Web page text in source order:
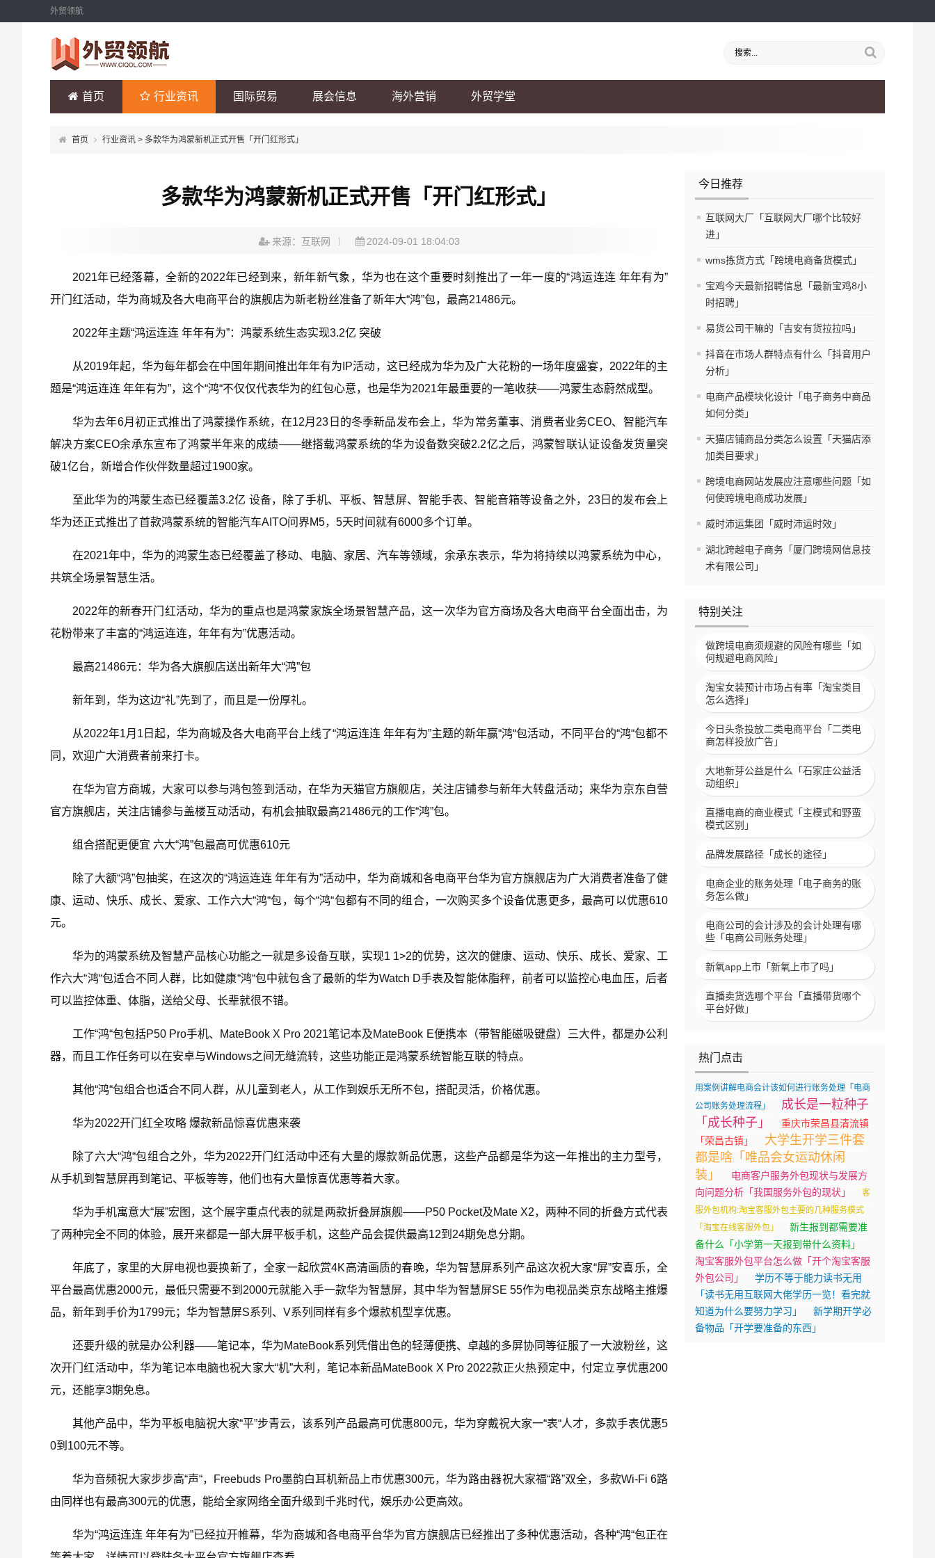
外贸领航
首页 行业资讯 国际贸易 展会信息 海外营销 外贸学堂
首页 行业资讯 > 多款华为鸿蒙新机正式开售「开门红形式」
今日推荐
互联网大厂「互联网大厂哪个比较好
进」
wms拣货方式「跨境电商备货模式」
宝鸡今天最新招聘信息「最新宝鸡8小
时招聘」
易货公司干嘛的「吉安有货拉拉吗」
抖音在市场人群特点有什么「抖音用户
分析」
电商产品模块化设计「电子商务中商品
如何分类」
天猫店铺商品分类怎么设置「天猫店添
加类目要求」
跨境电商网站发展应注意哪些问题「如
何使跨境电商成功发展」
威时沛运集团「威时沛运时效」
湖北跨越电子商务「厦门跨境网信息技
术有限公司」
特别关注
做跨境电商须规避的风险有哪些「如
何规避电商风险」
淘宝女装预计市场占有率「淘宝类目
怎么选择」
今日头条投放二类电商平台「二类电
商怎样投放广告」
大地新芽公益是什么「石家庄公益活
动组织」
直播电商的商业模式「主模式和野蛮
模式区别」
品牌发展路径「成长的途径」
电商企业的账务处理「电子商务的账
务怎么做」
电商公司的会计涉及的会计处理有哪
些「电商公司账务处理」
新氧app上市「新氧上市了吗」
直播卖货选哪个平台「直播带货哪个
平台好做」
热门点击
用案例讲解电商会计该如何进行账务处理「电商
公司账务处理流程」
成长是一粒种子
「成长种子」
重庆市荣昌县清流镇
「荣昌古镇」
大学生开学三件套
都是啥「唯品会女运动休闲
装」
电商客户服务外包现状与发展方
向问题分析「我国服务外包的现状」
客
服外包机构:淘宝客服外包主要的几种服务模式
「淘宝在线客服外包」
新生报到都需要准
备什么「小学第一天报到带什么资料」
淘宝客服外包平台怎么做「开个淘宝客服
外包公司」
学历不等于能力读书无用
「读书无用互联网大佬学历一览！看完就
知道为什么要努力学习」
新学期开学必
备物品「开学要准备的东西」
多款华为鸿蒙新机正式开售「开门红形式」
来源：互联网 2024-09-01 18:04:03
2021年已经落幕，全新的2022年已经到来，新年新气象，华为也在这个重要时刻推出了一年一度的“鸿运连连 年年有为”
开门红活动，华为商城及各大电商平台的旗舰店为新老粉丝准备了新年大“鸿”包，最高21486元。
2022年主题“鸿运连连 年年有为”：鸿蒙系统生态实现3.2亿 突破
从2019年起，华为每年都会在中国年期间推出年年有为IP活动，这已经成为华为及广大花粉的一场年度盛宴，2022年的主
题是“鸿运连连 年年有为”，这个“鸿“不仅仅代表华为的红包心意，也是华为2021年最重要的一笔收获——鸿蒙生态蔚然成型。
华为去年6月初正式推出了鸿蒙操作系统，在12月23日的冬季新品发布会上，华为常务董事、消费者业务CEO、智能汽车
解决方案CEO余承东宣布了鸿蒙半年来的成绩——继搭载鸿蒙系统的华为设备数突破2.2亿之后，鸿蒙智联认证设备发货量突
破1亿台，新增合作伙伴数量超过1900家。
至此华为的鸿蒙生态已经覆盖3.2亿 设备，除了手机、平板、智慧屏、智能手表、智能音箱等设备之外，23日的发布会上
华为还正式推出了首款鸿蒙系统的智能汽车AITO问界M5，5天时间就有6000多个订单。
在2021年中，华为的鸿蒙生态已经覆盖了移动、电脑、家居、汽车等领域，余承东表示，华为将持续以鸿蒙系统为中心，
共筑全场景智慧生活。
2022年的新春开门红活动，华为的重点也是鸿蒙家族全场景智慧产品，这一次华为官方商场及各大电商平台全面出击，为
花粉带来了丰富的“鸿运连连，年年有为”优惠活动。
最高21486元：华为各大旗舰店送出新年大“鸿”包
新年到，华为这边“礼”先到了，而且是一份厚礼。
从2022年1月1日起，华为商城及各大电商平台上线了“鸿运连连 年年有为”主题的新年赢“鸿“包活动，不同平台的“鸿“包都不
同，欢迎广大消费者前来打卡。
在华为官方商城，大家可以参与鸿包签到活动，在华为天猫官方旗舰店，关注店铺参与新年大转盘活动；来华为京东自营
官方旗舰店，关注店铺参与盖楼互动活动，有机会抽取最高21486元的工作“鸿”包。
组合搭配更便宜 六大“鸿”包最高可优惠610元
除了大额“鸿”包抽奖，在这次的“鸿运连连 年年有为”活动中，华为商城和各电商平台华为官方旗舰店为广大消费者准备了健
康、运动、快乐、成长、爱家、工作六大“鸿“包，每个“鸿“包都有不同的组合，一次购买多个设备优惠更多，最高可以优惠610
元。
华为的鸿蒙系统及智慧产品核心功能之一就是多设备互联，实现1 1>2的优势，这次的健康、运动、快乐、成长、爱家、工
作六大“鸿“包适合不同人群，比如健康“鸿“包中就包含了最新的华为Watch D手表及智能体脂秤，前者可以监控心电血压，后者
可以监控体重、体脂，送给父母、长辈就很不错。
工作“鸿“包包括P50 Pro手机、MateBook X Pro 2021笔记本及MateBook E便携本（带智能磁吸键盘）三大件，都是办公利
器，而且工作任务可以在安卓与Windows之间无缝流转，这些功能正是鸿蒙系统智能互联的特点。
其他“鸿“包组合也适合不同人群，从儿童到老人，从工作到娱乐无所不包，搭配灵活，价格优惠。
华为2022开门红全攻略 爆款新品惊喜优惠来袭
除了六大“鸿“包组合之外，华为2022开门红活动中还有大量的爆款新品优惠，这些产品都是华为这一年推出的主力型号，
从手机到智慧屏再到笔记、平板等等，他们也有大量惊喜优惠等着大家。
华为手机寓意大“展”宏图，这个展字重点代表的就是两款折叠屏旗舰——P50 Pocket及Mate X2，两种不同的折叠方式代表
了两种完全不同的体验，展开来都是一部大屏平板手机，这些产品会提供最高12到24期免息分期。
年底了，家里的大屏电视也要换新了，全家一起欣赏4K高清画质的春晚，华为智慧屏系列产品这次祝大家“屏”安喜乐，全
平台最高优惠2000元，最低只需要不到2000元就能入手一款华为智慧屏，其中华为智慧屏SE 55作为电视品类京东战略主推爆
品，新年到手价为1799元；华为智慧屏S系列、V系列同样有多个爆款机型享优惠。
还要升级的就是办公利器——笔记本，华为MateBook系列凭借出色的轻薄便携、卓越的多屏协同等征服了一大波粉丝，这
次开门红活动中，华为笔记本电脑也祝大家大“机”大利，笔记本新品MateBook X Pro 2022款正火热预定中，付定立享优惠200
元，还能享3期免息。
其他产品中，华为平板电脑祝大家“平”步青云，该系列产品最高可优惠800元，华为穿戴祝大家一“表“人才，多款手表优惠5
0到100元不等。
华为音频祝大家步步高“声“，Freebuds Pro墨韵白耳机新品上市优惠300元，华为路由器祝大家福“路”双全，多款Wi-Fi 6路
由同样也有最高300元的优惠，能给全家网络全面升级到千兆时代，娱乐办公更高效。
华为“鸿运连连 年年有为”已经拉开帷幕，华为商城和各电商平台华为官方旗舰店已经推出了多种优惠活动，各种“鸿“包正在